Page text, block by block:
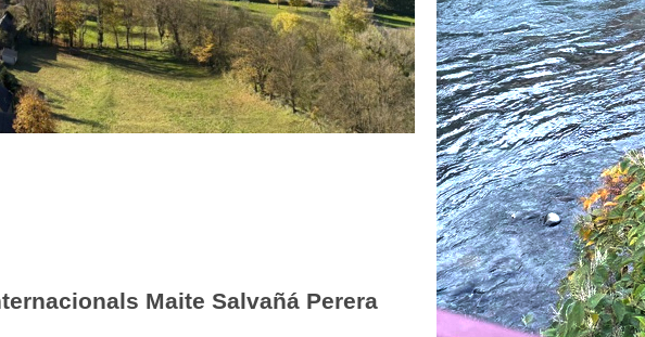
Maite Salvañá Perera